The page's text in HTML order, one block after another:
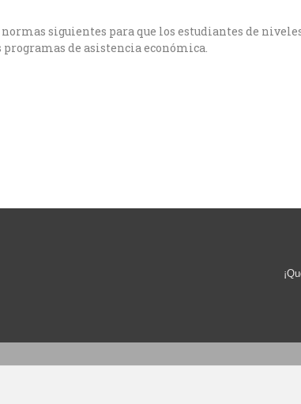
siguientes para que los estudiantes de niveles
de asistencia económica.